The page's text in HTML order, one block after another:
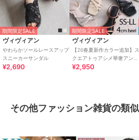
癒され、安心できる、かわいいお洋服を提
ブランド ジョリープッペ
ショップ ローズティアラ
ファッション雑貨 ／
カラー ベージュ
期間限定SALE
ヴィヴィアン
やわらかソールレースアップ
スニーカーサンダル
¥2,690
期間限定SALE
ヴィヴィアン
【26春夏新作カラー追加】ス
クエアトゥアシメ華奢アンク
ルストラップサンダル
¥2,950
その他ファッション雑貨の類